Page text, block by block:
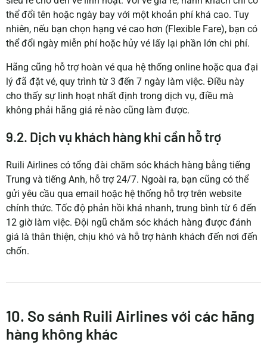
thể đổi tên hoặc ngày bay với một khoản phí khá cao. Tuy
nhiên, nếu bạn chọn hạng vé cao hơn (Flexible Fare), bạn có
thể đổi ngày miễn phí hoặc hủy vé lấy lại phần lớn chi phí.
Hãng cũng hỗ trợ hoàn vé qua hệ thống online hoặc qua đại
lý đã đặt vé, quy trình từ 3 đến 7 ngày làm việc. Điều này
cho thấy sự linh hoạt nhất định trong dịch vụ, điều mà
không phải hãng giá rẻ nào cũng làm được.
9.2. Dịch vụ khách hàng khi cần hỗ trợ
Ruili Airlines có tổng đài chăm sóc khách hàng bằng tiếng
Trung và tiếng Anh, hỗ trợ 24/7. Ngoài ra, bạn cũng có thể
gửi yêu cầu qua email hoặc hệ thống hỗ trợ trên website
chính thức. Tốc độ phản hồi khá nhanh, trung bình từ 6 đến
12 giờ làm việc. Đội ngũ chăm sóc khách hàng được đánh
giá là thân thiện, chịu khó và hỗ trợ hành khách đến nơi đến
chốn.
10. So sánh Ruili Airlines với các hãng
hàng không khác